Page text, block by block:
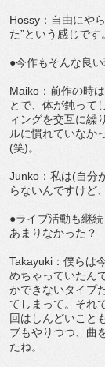
Hossy：自由にや
た”という感じです。
●今作もそんな良
Maiko：前作の時
とで、体が鈍って
ィングを交互に繰
ルに慣れていなか
(笑)。
Junko：私は(自分
らないんですけど
●ライブ活動も継
あまりなかった？
Takayuki：僕らは
めちゃっていたん
かできないタイプ
てしまって。それ
回はしんどいこと
ブもやりつつ、曲
たね。